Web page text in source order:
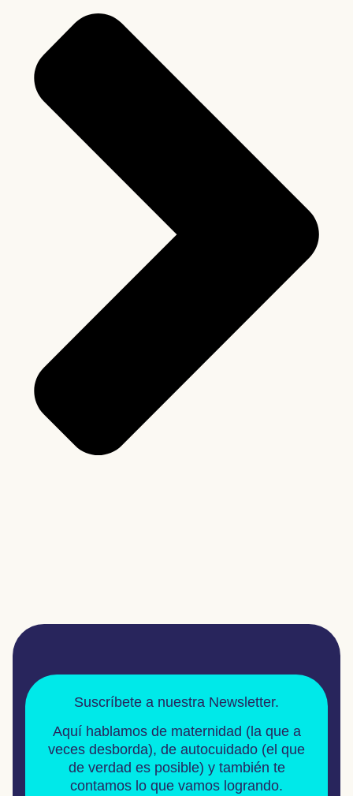
Suscríbete a nuestra Newsletter.
Aquí hablamos de maternidad (la que a
veces desborda), de autocuidado (el que
de verdad es posible) y también te
contamos lo que vamos logrando.